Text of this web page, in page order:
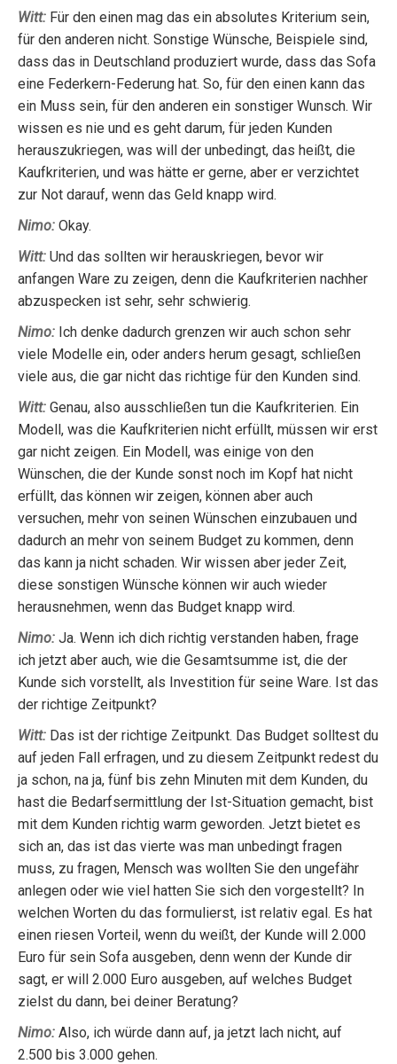
Witt: Für den einen mag das ein absolutes Kriterium sein,
für den anderen nicht. Sonstige Wünsche, Beispiele sind,
dass das in Deutschland produziert wurde, dass das Sofa
eine Federkern-Federung hat. So, für den einen kann das
ein Muss sein, für den anderen ein sonstiger Wunsch. Wir
wissen es nie und es geht darum, für jeden Kunden
herauszukriegen, was will der unbedingt, das heißt, die
Kaufkriterien, und was hätte er gerne, aber er verzichtet
zur Not darauf, wenn das Geld knapp wird.
Nimo: Okay.
Witt: Und das sollten wir herauskriegen, bevor wir
anfangen Ware zu zeigen, denn die Kaufkriterien nachher
abzuspecken ist sehr, sehr schwierig.
Nimo: Ich denke dadurch grenzen wir auch schon sehr
viele Modelle ein, oder anders herum gesagt, schließen
viele aus, die gar nicht das richtige für den Kunden sind.
Witt: Genau, also ausschließen tun die Kaufkriterien. Ein
Modell, was die Kaufkriterien nicht erfüllt, müssen wir erst
gar nicht zeigen. Ein Modell, was einige von den
Wünschen, die der Kunde sonst noch im Kopf hat nicht
erfüllt, das können wir zeigen, können aber auch
versuchen, mehr von seinen Wünschen einzubauen und
dadurch an mehr von seinem Budget zu kommen, denn
das kann ja nicht schaden. Wir wissen aber jeder Zeit,
diese sonstigen Wünsche können wir auch wieder
herausnehmen, wenn das Budget knapp wird.
Nimo: Ja. Wenn ich dich richtig verstanden haben, frage
ich jetzt aber auch, wie die Gesamtsumme ist, die der
Kunde sich vorstellt, als Investition für seine Ware. Ist das
der richtige Zeitpunkt?
Witt: Das ist der richtige Zeitpunkt. Das Budget solltest du
auf jeden Fall erfragen, und zu diesem Zeitpunkt redest du
ja schon, na ja, fünf bis zehn Minuten mit dem Kunden, du
hast die Bedarfsermittlung der Ist-Situation gemacht, bist
mit dem Kunden richtig warm geworden. Jetzt bietet es
sich an, das ist das vierte was man unbedingt fragen
muss, zu fragen, Mensch was wollten Sie den ungefähr
anlegen oder wie viel hatten Sie sich den vorgestellt? In
welchen Worten du das formulierst, ist relativ egal. Es hat
einen riesen Vorteil, wenn du weißt, der Kunde will 2.000
Euro für sein Sofa ausgeben, denn wenn der Kunde dir
sagt, er will 2.000 Euro ausgeben, auf welches Budget
zielst du dann, bei deiner Beratung?
Nimo: Also, ich würde dann auf, ja jetzt lach nicht, auf
2.500 bis 3.000 gehen.